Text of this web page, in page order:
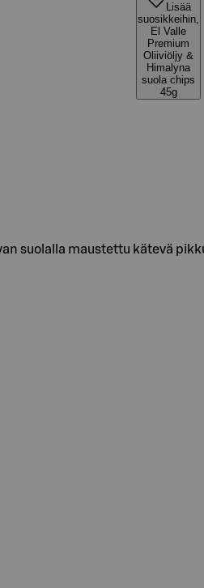
Lisää
suosikkeihin,
El Valle
Premium
Oliiviöljy &
Himalyna
suola chips
45g
suolalla maustettu kätevä